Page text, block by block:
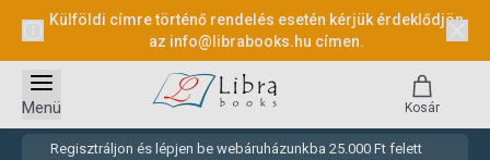
Külföldi címre történő rendelés esetén kérjük érdeklődjön
az info@librabooks.hu címen.
Regisztráljon és lépjen be webáruházunkba 25.000 Ft felett
Menü Kosár